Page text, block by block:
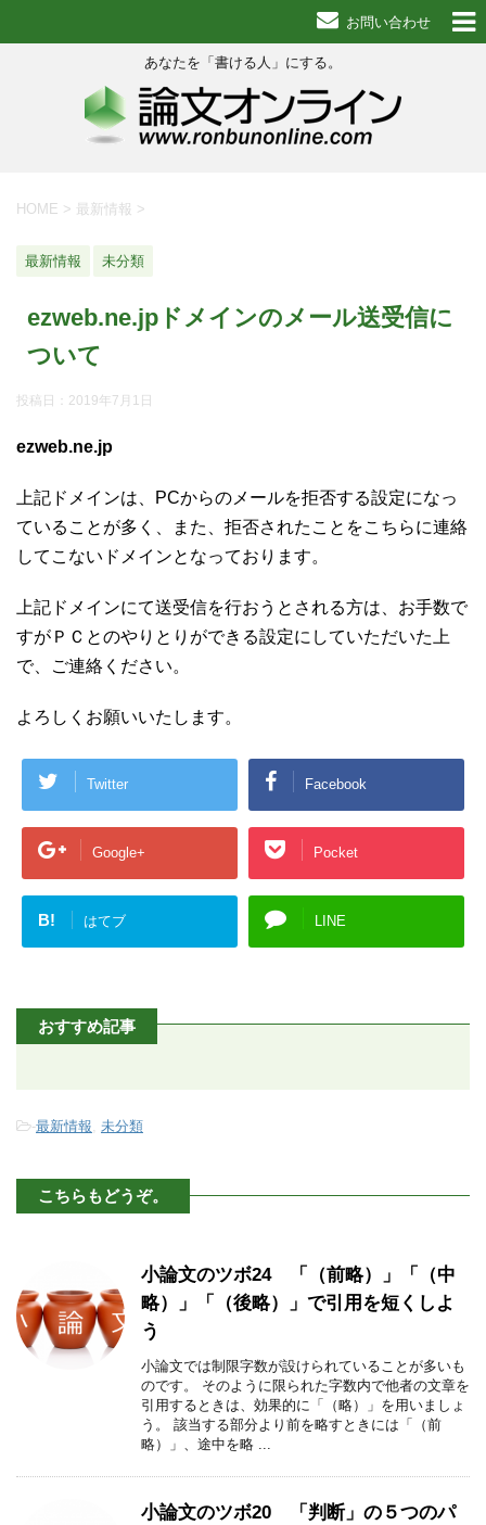
お問い合わせ
あなたを「書ける人」にする。
HOME > 最新情報 >
最新情報 未分類
ezweb.ne.jpドメインのメール送受信に
ついて
投稿日： 2019年7月1日
ezweb.ne.jp
上記ドメインは、PCからのメールを拒否する設定になっ
ていることが多く、また、拒否されたことをこちらに連絡
してこないドメインとなっております。
上記ドメインにて送受信を行おうとされる方は、お手数で
すがＰＣとのやりとりができる設定にしていただいた上
で、ご連絡ください。
よろしくお願いいたします。
Twitter Facebook
Google+ Pocket
B! はてブ LINE
おすすめ記事
-最新情報 未分類
こちらもどうぞ。
小論文のツボ24 「（前略）」「（中
略）」「（後略）」で引用を短くしよ
う
小論文では制限字数が設けられていることが多いも
のです。 そのように限られた字数内で他者の文章を
引用するときは、効果的に「（略）」を用いましょ
う。 該当する部分より前を略すときには「（前
略）」、途中を略 ...
小論文のツボ20 「判断」の５つのパ